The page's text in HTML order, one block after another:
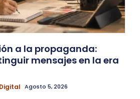
a la propaganda:
mensajes en la era
Agosto 5, 2026